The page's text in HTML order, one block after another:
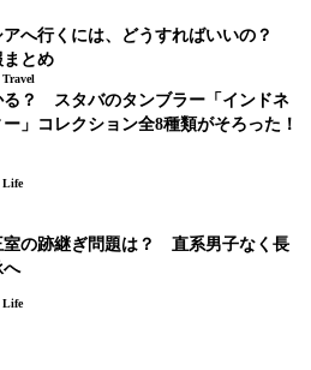
アへ行くには、どうすればいいの？
まとめ
Travel
る？ スタバのタンブラー「インドネ
」コレクション全8種類がそろった！
Life
室の跡継ぎ問題は？ 直系男子なく長
へ
Life